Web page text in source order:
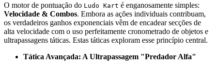
O motor de pontuação do Ludo Kart é enganosamente simples:
Velocidade & Combos. Embora as ações individuais contribuam,
os verdadeiros ganhos exponenciais vêm de encadear secções de
alta velocidade com o uso perfeitamente cronometrado de objetos e
ultrapassagens táticas. Estas táticas exploram esse princípio central.
Tática Avançada: A Ultrapassagem "Predador Alfa"